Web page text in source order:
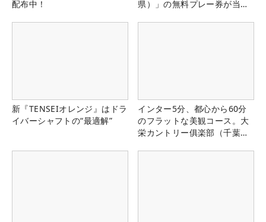
配布中！
県）」の無料プレー券が当た
新『TENSEIオレンジ』はドラ
イバーシャフトの“最適解”
インター5分、都心から60分
のフラットな美観コース。大
栄カントリー俱楽部（千葉